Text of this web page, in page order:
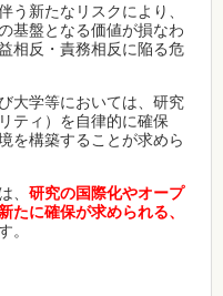
う新たなリスクにより、
基盤となる価値が損なわ
相反・責務相反に陥る危
大学等においては、研究
ティ）を自律的に確保
を構築することが求めら
、 研究の国際化やオープ
たに確保が求められる、
。